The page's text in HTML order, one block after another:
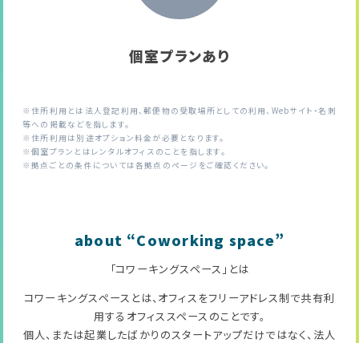
個室プランあり
※住所利用とは法人登記利用、郵便物の受取場所としての利用、Webサイト・名刺
等への掲載などを指します。
※住所利用は別途オプション料金が必要となります。
※個室プランとはレンタルオフィスのことを指します。
※拠点ごとの条件については各拠点のページをご確認ください。
about “Coworking space”
「コワーキングスペース」とは
コワーキングスペースとは、オフィスをフリーアドレス制で共有利
用するオフィススペースのことです。
個人、または起業したばかりのスタートアップだけではなく、法人